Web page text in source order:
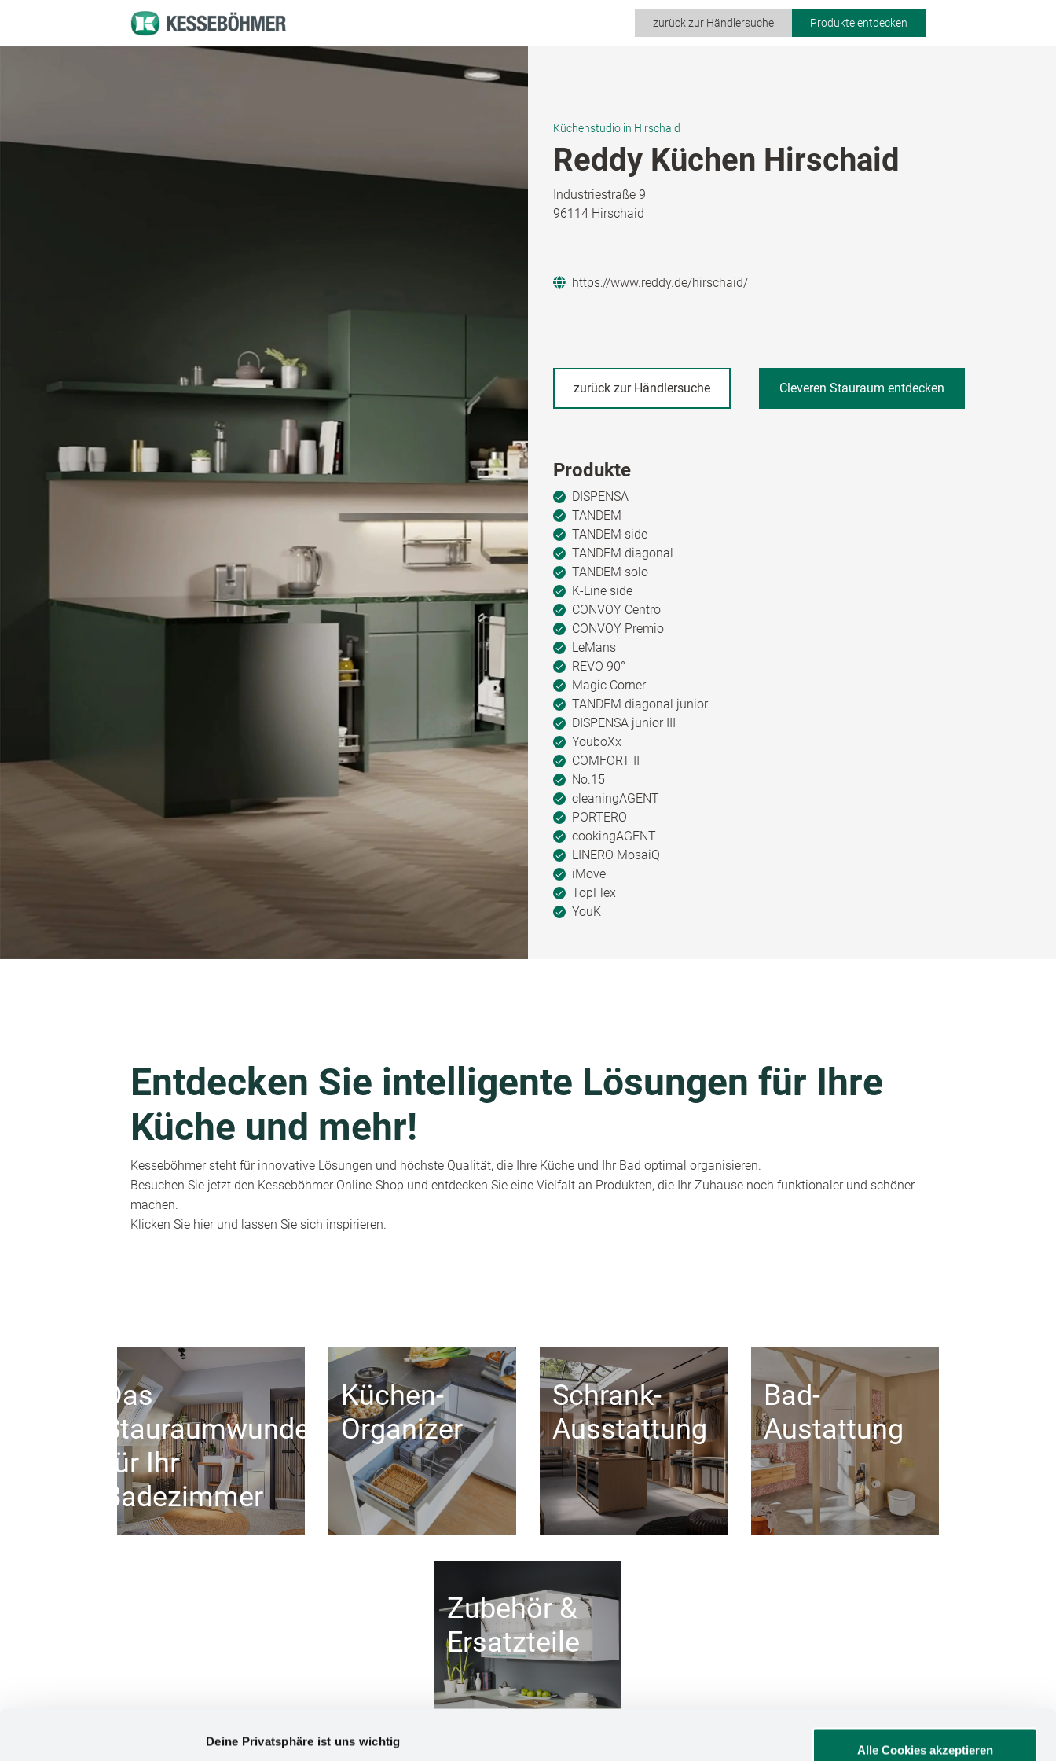
Deine Privatsphäre ist uns wichtig
Alle Cookies akzeptieren
zurück zur Händlersuche Produkte entdecken
Küchenstudio in Hirschaid
Reddy Küchen Hirschaid
Industriestraße 9
96114 Hirschaid
https://www.reddy.de/hirschaid/
zurück zur Händlersuche Cleveren Stauraum entdecken
Produkte
DISPENSA
TANDEM
TANDEM side
TANDEM diagonal
TANDEM solo
K-Line side
CONVOY Centro
CONVOY Premio
LeMans
REVO 90°
Magic Corner
TANDEM diagonal junior
DISPENSA junior III
YouboXx
COMFORT II
No.15
cleaningAGENT
PORTERO
cookingAGENT
LINERO MosaiQ
iMove
TopFlex
YouK
Entdecken Sie intelligente Lösungen für Ihre
Küche und mehr!
Kesseböhmer steht für innovative Lösungen und höchste Qualität, die Ihre Küche und Ihr Bad optimal organisieren.
Besuchen Sie jetzt den Kesseböhmer Online-Shop und entdecken Sie eine Vielfalt an Produkten, die Ihr Zuhause noch funktionaler und schöner
machen.
Klicken Sie hier und lassen Sie sich inspirieren.
Das
Stauraumwunder
für Ihr
Badezimmer
Küchen-
Organizer
Schrank-
Ausstattung
Bad-
Austattung
Zubehör &
Ersatzteile